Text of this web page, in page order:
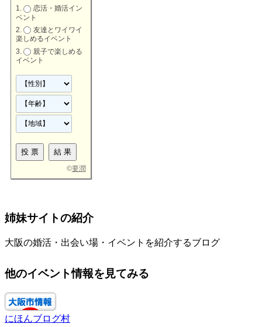
恋活・婚活イン
ベント
友達とワイワイ
楽しめるイベント
親子で楽しめる
イベント
©要潤
姉妹サイトの紹介
大阪の婚活・出会い場・イベントを紹介するブログ
他のイベント情報を見てみる
にほんブログ村